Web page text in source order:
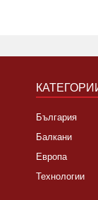
България
Балкани
Европа
Технологии